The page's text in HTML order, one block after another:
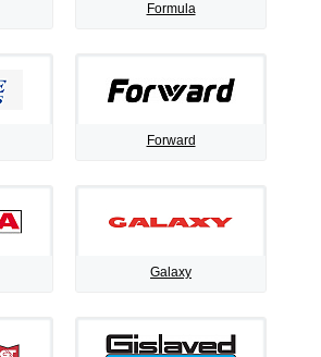
Formula
Forward
Galaxy